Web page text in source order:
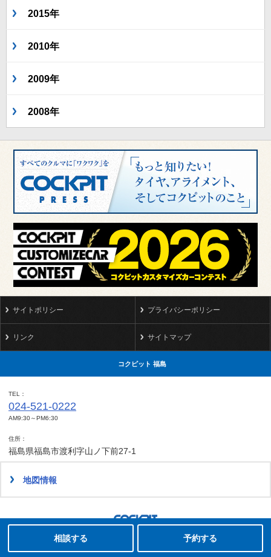
2015年
2010年
2009年
2008年
サイトポリシー プライバシーポリシー
リンク サイトマップ
コクピット 福島
TEL
024-521-0222
AM9:30～PM6:30
住所
福島県福島市渡利字山ノ下前27-1
地図情報
Copyright(C)2008-2022 COCKPIT FUKUSHIMA.All rights reserved.
相談する 予約する